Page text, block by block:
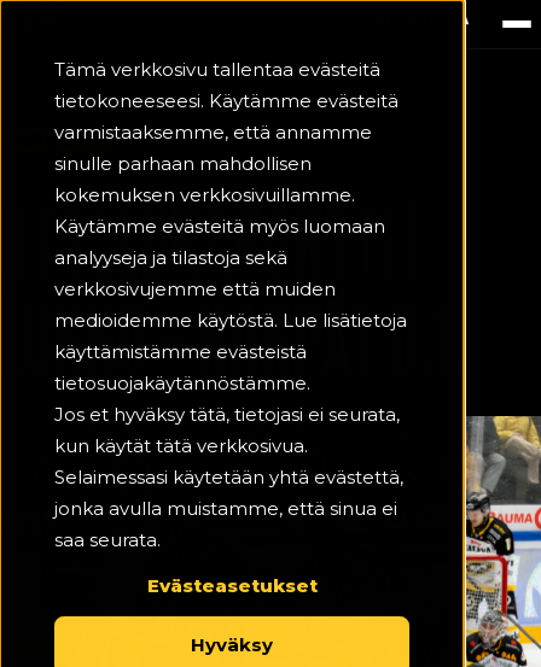
Tämä verkkosivu tallentaa evästeitä
tietokoneeseesi. Käytämme evästeitä
varmistaaksemme, että annamme
sinulle parhaan mahdollisen
kokemuksen verkkosivuillamme.
Käytämme evästeitä myös luomaan
analyyseja ja tilastoja sekä
verkkosivujemme että muiden
medioidemme käytöstä. Lue lisätietoja
käyttämistämme evästeistä
tietosuojakäytännöstämme.
Jos et hyväksy tätä, tietojasi ei seurata,
kun käytät tätä verkkosivua.
Selaimessasi käytetään yhtä evästettä,
jonka avulla muistamme, että sinua ei
saa seurata.
Evästeasetukset
Hyväksy
RAPORTTI 9.1.2026
OTTELURAPORTTI |
LUKKO - KÄRPÄT 9.1.